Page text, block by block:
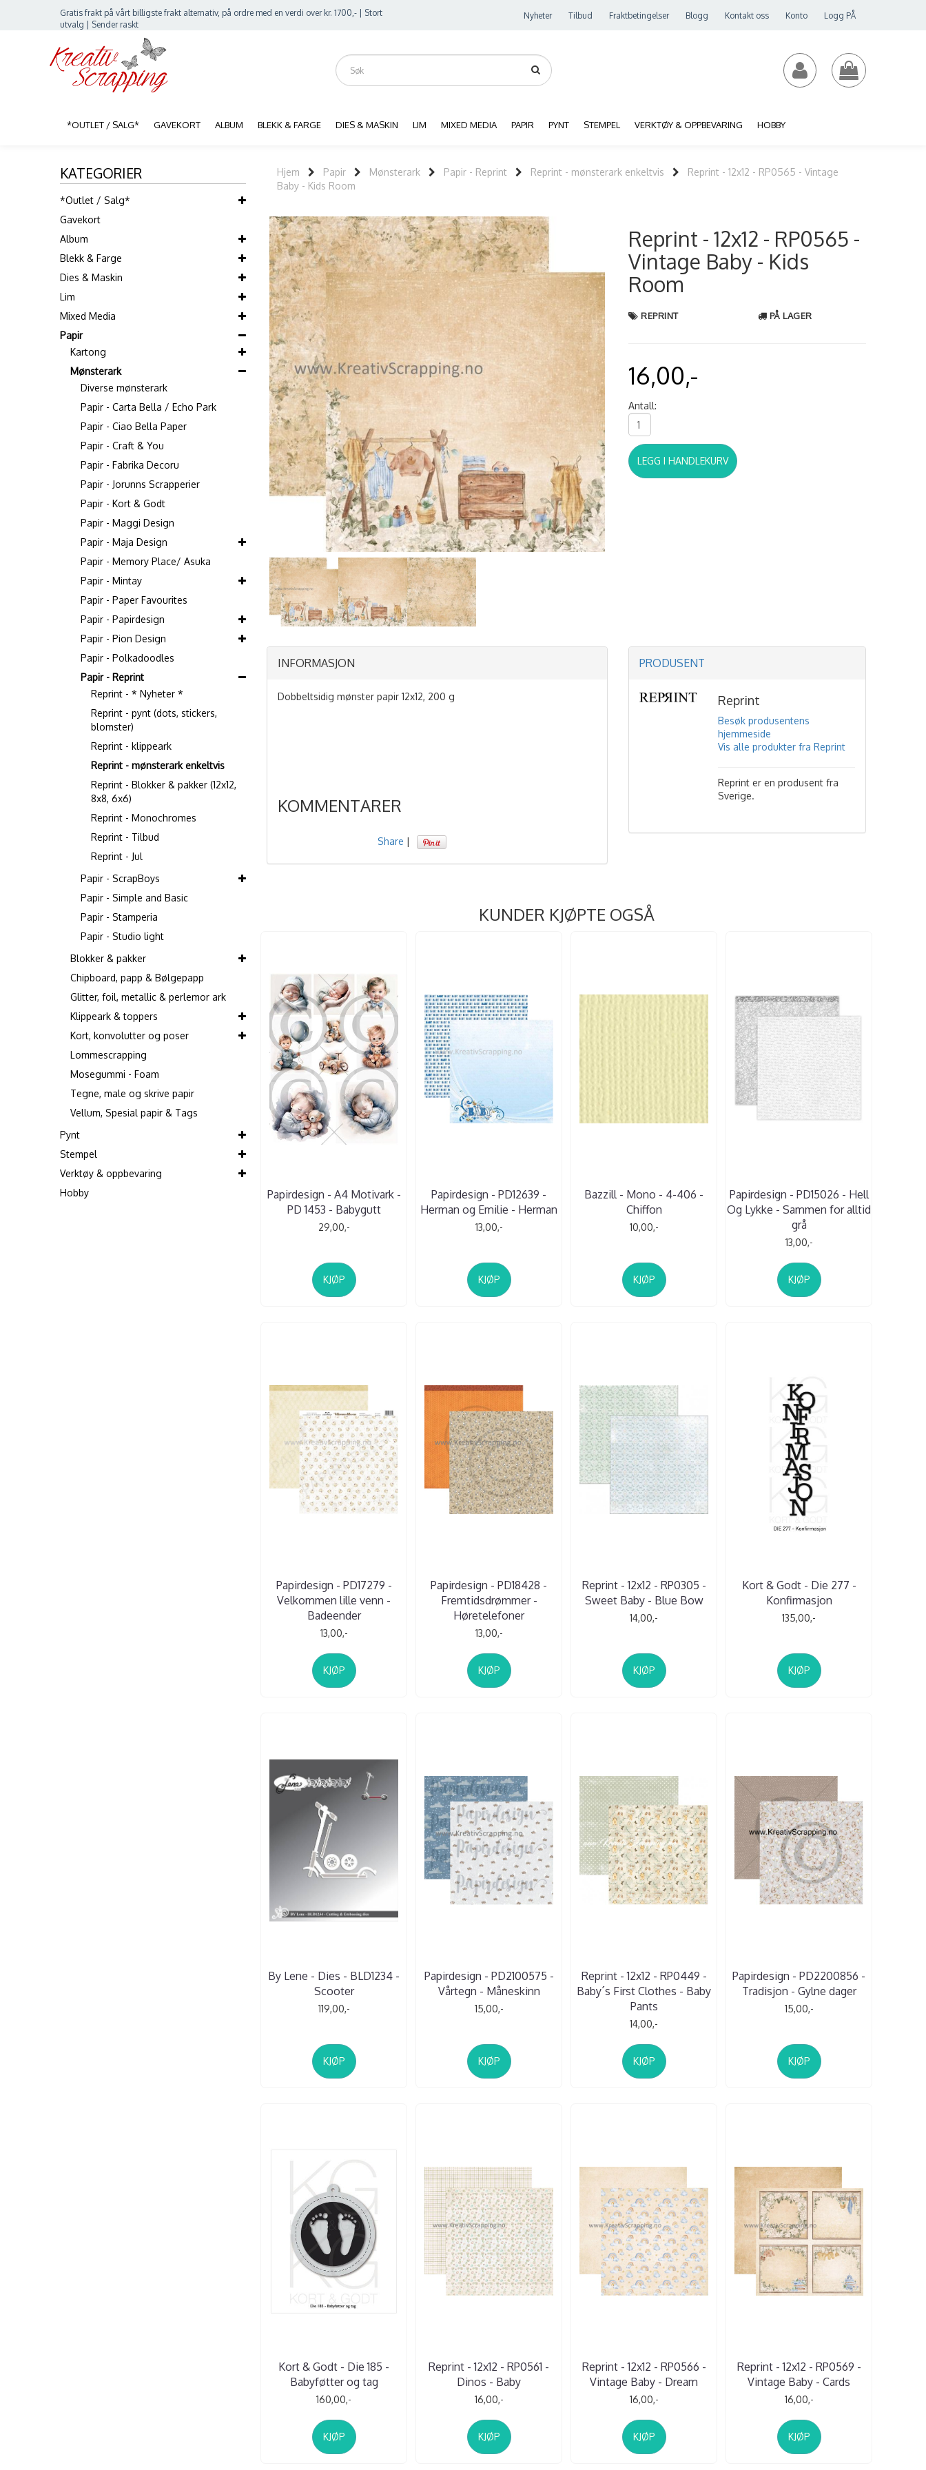
Gratis frakt på vårt billigste frakt alternativ, på ordre med en verdi over kr. 1700,- | Stort
utvalg | Sender raskt
Nyheter Tilbud Fraktbetingelser Blogg Kontakt oss Konto Logg PÅ
*OUTLET / SALG* GAVEKORT ALBUM BLEKK & FARGE DIES & MASKIN LIM MIXED MEDIA PAPIR PYNT STEMPEL VERKTØY & OPPBEVARING HOBBY
KATEGORIER
*Outlet / Salg*
Gavekort
Album
Blekk & Farge
Dies & Maskin
Lim
Mixed Media
Papir
Kartong
Mønsterark
Diverse mønsterark
Papir - Carta Bella / Echo Park
Papir - Ciao Bella Paper
Papir - Craft & You
Papir - Fabrika Decoru
Papir - Jorunns Scrapperier
Papir - Kort & Godt
Papir - Maggi Design
Papir - Maja Design
Papir - Memory Place/ Asuka
Papir - Mintay
Papir - Paper Favourites
Papir - Papirdesign
Papir - Pion Design
Papir - Polkadoodles
Papir - Reprint
Reprint - * Nyheter *
Reprint - pynt (dots, stickers,
blomster)
Reprint - klippeark
Reprint - mønsterark enkeltvis
Reprint - Blokker & pakker (12x12,
8x8, 6x6)
Reprint - Monochromes
Reprint - Tilbud
Reprint - Jul
Papir - ScrapBoys
Papir - Simple and Basic
Papir - Stamperia
Papir - Studio light
Blokker & pakker
Chipboard, papp & Bølgepapp
Glitter, foil, metallic & perlemor ark
Klippeark & toppers
Kort, konvolutter og poser
Lommescrapping
Mosegummi - Foam
Tegne, male og skrive papir
Vellum, Spesial papir & Tags
Pynt
Stempel
Verktøy & oppbevaring
Hobby
Hjem Papir Mønsterark Papir - Reprint Reprint - mønsterark enkeltvis
Reprint - 12x12 - RP0565 - Vintage
Baby - Kids Room
Reprint - 12x12 - RP0565 -
Vintage Baby - Kids
Room
REPRINT PÅ LAGER
16,00,-
Antall:
LEGG I HANDLEKURV
INFORMASJON
Dobbeltsidig mønster papir 12x12, 200 g
KOMMENTARER
Share |
PRODUSENT
Reprint
Besøk produsentens
hjemmeside
Vis alle produkter fra Reprint
Reprint er en produsent fra
Sverige.
KUNDER KJØPTE OGSÅ
Papirdesign - A4 Motivark -
PD 1453 - Babygutt
29,00,-
KJØP
Papirdesign - PD12639 -
Herman og Emilie - Herman
13,00,-
KJØP
Bazzill - Mono - 4-406 -
Chiffon
10,00,-
KJØP
Papirdesign - PD15026 - Hell
Og Lykke - Sammen for alltid
grå
13,00,-
KJØP
Papirdesign - PD17279 -
Velkommen lille venn -
Badeender
13,00,-
KJØP
Papirdesign - PD18428 -
Fremtidsdrømmer -
Høretelefoner
13,00,-
KJØP
Reprint - 12x12 - RP0305 -
Sweet Baby - Blue Bow
14,00,-
KJØP
Kort & Godt - Die 277 -
Konfirmasjon
135,00,-
KJØP
By Lene - Dies - BLD1234 -
Scooter
119,00,-
KJØP
Papirdesign - PD2100575 -
Vårtegn - Måneskinn
15,00,-
KJØP
Reprint - 12x12 - RP0449 -
Baby´s First Clothes - Baby
Pants
14,00,-
KJØP
Papirdesign - PD2200856 -
Tradisjon - Gylne dager
15,00,-
KJØP
Kort & Godt - Die 185 -
Babyføtter og tag
160,00,-
KJØP
Reprint - 12x12 - RP0561 -
Dinos - Baby
16,00,-
KJØP
Reprint - 12x12 - RP0566 -
Vintage Baby - Dream
16,00,-
KJØP
Reprint - 12x12 - RP0569 -
Vintage Baby - Cards
16,00,-
KJØP